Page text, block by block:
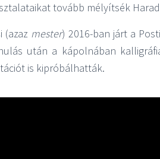
tovább mélyítsék
(azaz mester) 2016-ban járt a
után a kápolnában
is kipróbálhatták.